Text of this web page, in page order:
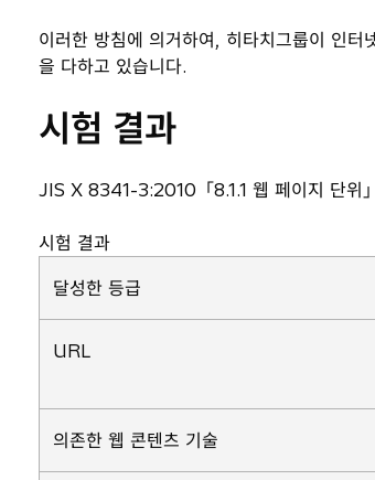
이러한 방침에 의거하여, 히타치그룹이 인
을 다하고 있습니다.
시험 결과
JIS X 8341-3:2010「8.1.1 웹 페이지 단위
시험 결과
달성한 등급
URL
의존한 웹 콘텐츠 기술